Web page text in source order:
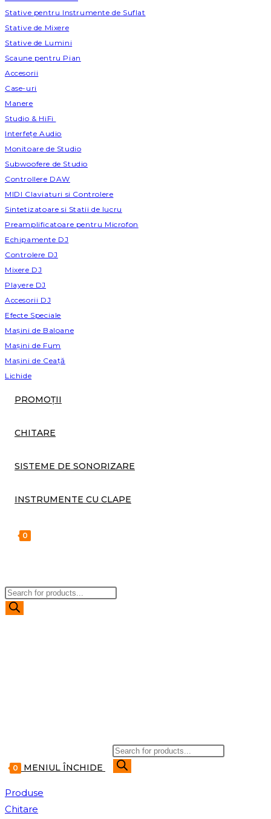
Stative pentru Instrumente de Suflat
Stative de Mixere
Stative de Lumini
Scaune pentru Pian
Accesorii
Case-uri
Manere
Studio & HiFi
Interfețe Audio
Monitoare de Studio
Subwoofere de Studio
Controllere DAW
MIDI Claviaturi si Controlere
Sintetizatoare si Statii de lucru
Preamplificatoare pentru Microfon
Echipamente DJ
Controlere DJ
Mixere DJ
Playere DJ
Accesorii DJ
Efecte Speciale
Mașini de Baloane
Mașini de Fum
Mașini de Ceață
Lichide
PROMOȚII
CHITARE
SISTEME DE SONORIZARE
INSTRUMENTE CU CLAPE
0
WEBSITE
Products
search
0 MENIUL ÎNCHIDE
Products
search
Produse
Chitare